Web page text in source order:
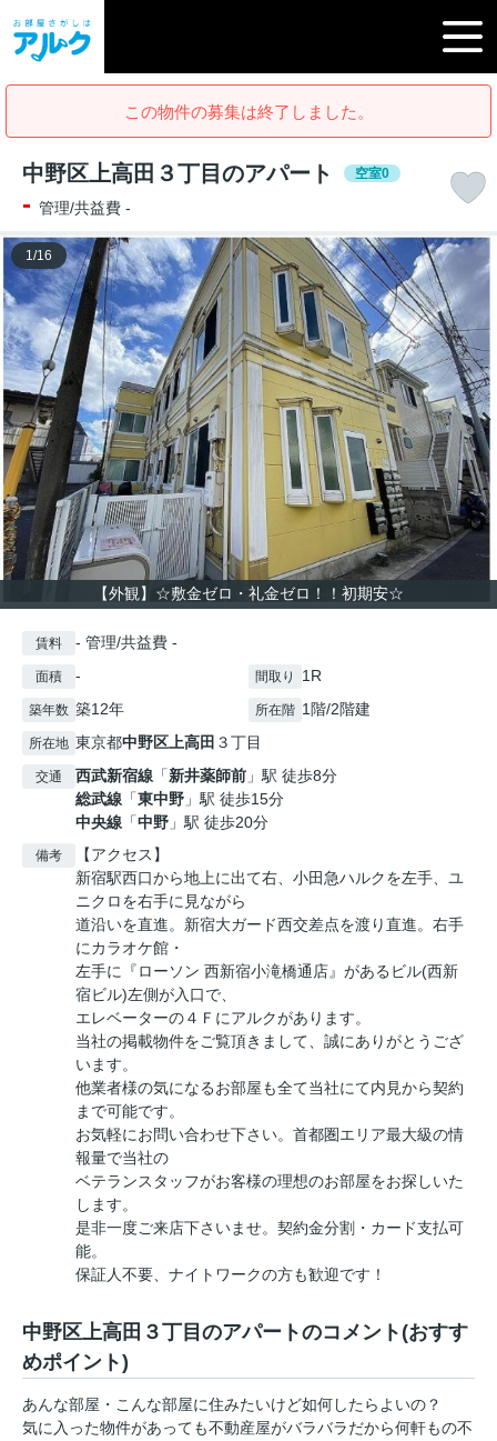
この物件の募集は終了しました。
中野区上高田３丁目のアパート 空室0
- 管理/共益費 -
【外観】☆敷金ゼロ・礼金ゼロ！！初期安☆
1 /16
賃料 - 管理/共益費 -
面積 - 間取り 1R
築年数 築12年 所在階 1階/2階建
所在地 東京都中野区 上高田 ３丁目
交通 西武新宿線 「新井薬師前 」駅 徒歩8分
総武線 「東中野 」駅 徒歩15分
中央線 「中野 」駅 徒歩20分
備考
【アクセス】
新宿駅西口から地上に出て右、小田急ハルクを左手、ユ
ニクロを右手に見ながら
道沿いを直進。新宿大ガード西交差点を渡り直進。右手
にカラオケ館・
左手に『ローソン 西新宿小滝橋通店』があるビル(西新
宿ビル)左側が入口で、
エレベーターの４Ｆにアルクがあります。
当社の掲載物件をご覧頂きまして、誠にありがとうござ
います。
他業者様の気になるお部屋も全て当社にて内見から契約
まで可能です。
お気軽にお問い合わせ下さい。首都圏エリア最大級の情
報量で当社の
ベテランスタッフがお客様の理想のお部屋をお探しいた
します。
是非一度ご来店下さいませ。契約金分割・カード支払可
能。
保証人不要、ナイトワークの方も歓迎です！
中野区上高田３丁目のアパートのコメント(おすす
めポイント)
あんな部屋・こんな部屋に住みたいけど如何したらよいの？
気に入った物件があっても不動産屋がバラバラだから何軒もの不